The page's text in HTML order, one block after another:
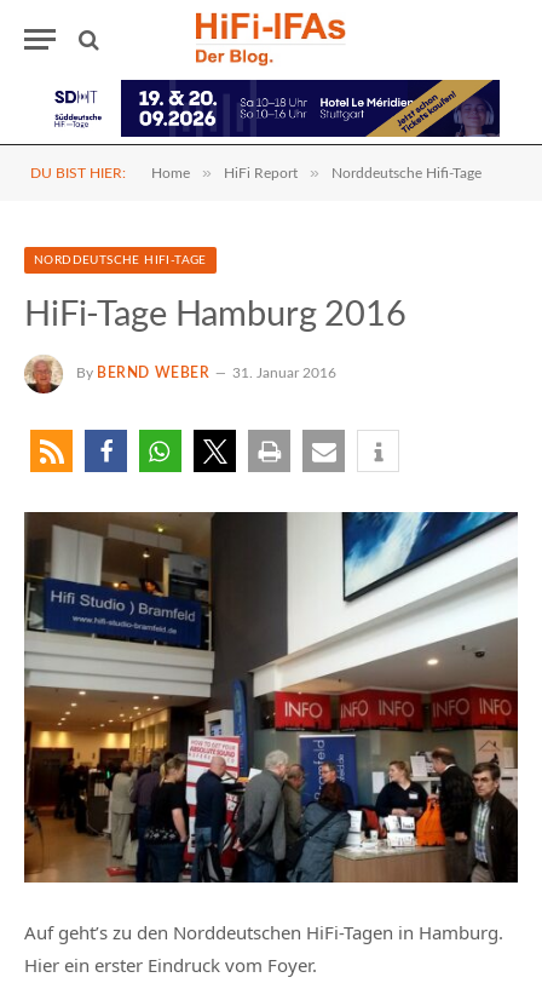
DU BIST HIER: Home » HiFi Report » Norddeutsche Hifi-Tage
NORDDEUTSCHE HIFI-TAGE
HiFi-Tage Hamburg 2016
By BERND WEBER 31. Januar 2016
Auf geht’s zu den Norddeutschen HiFi-Tagen in Hamburg.
Hier ein erster Eindruck vom Foyer.